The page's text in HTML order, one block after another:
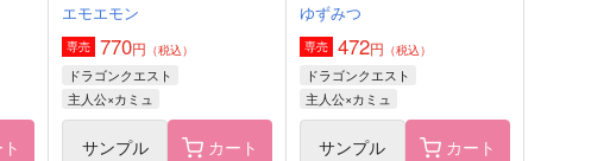
エモエモン
専売 770円 （税込）
ドラゴンクエスト
主人公×カミュ
サンプル カート
ゆずみつ
専売 472円 （税込）
ドラゴンクエスト
主人公×カミュ
サンプル カート